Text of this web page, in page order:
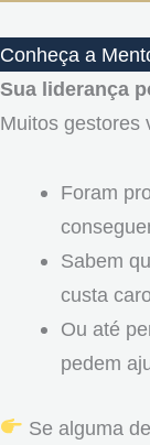
Conheça a
Sua liderança
Muitos gestores
Foram
Sabem
custa
Ou até
pedem
Se alguma